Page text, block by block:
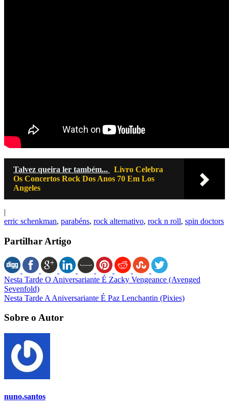
Talvez queira ler também...
Livro Celebra
Os Concertos Rock Dos Anos 70 Em Los
Angeles
|
erric schenkman, parabéns, rock alternativo, rock n roll, spin doctors
Partilhar Artigo
Nesta Tarde O Aniversariante É Zacky Vengeance (Avenged
Sevenfold)
Nesta Tarde A Aniversariante É Paz Lenchantin (Pixies)
Sobre o Autor
nuno.santos